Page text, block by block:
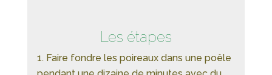
Les étapes
Faire fondre les poireaux dans une poêle